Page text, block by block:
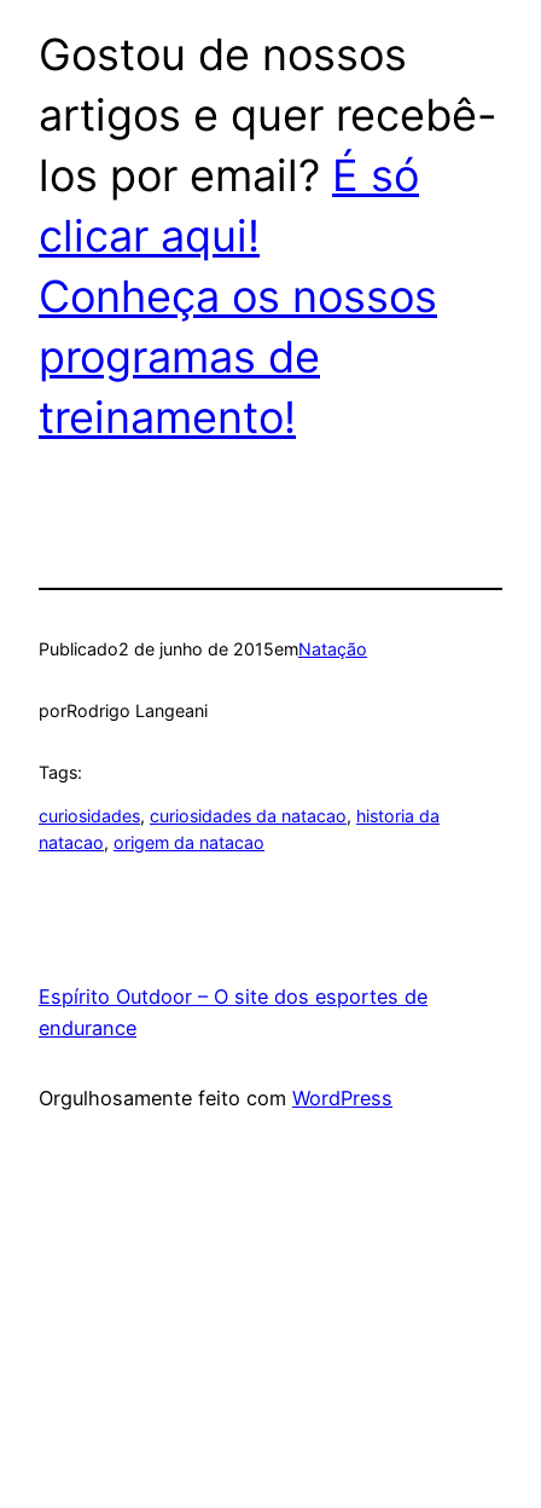
Gostou de nossos
artigos e quer recebê-
los por email? É só
clicar aqui!
Conheça os nossos
programas de
treinamento!
Publicado2 de junho de 2015emNatação
porRodrigo Langeani
Tags:
curiosidades, curiosidades da natacao, historia da
natacao, origem da natacao
Espírito Outdoor – O site dos esportes de
endurance
Orgulhosamente feito com WordPress